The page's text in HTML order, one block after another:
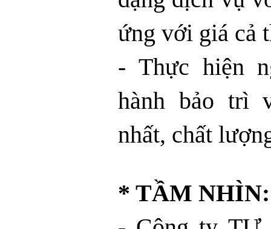
ứng với giá cả
- Thực hiện
hành bảo trì
nhất, chất
* TẦM NHÌN: